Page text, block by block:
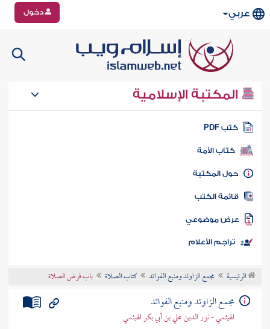
عربي دخول
المكتبة الإسلامية
كتب PDF
كتاب الأمة
المكتبة
الكتب
موضوعي
تراجم الأعلام
الرئيسية مجمع الزاوئد ومنبع الفوائد كتاب الصلاة باب فرض الصلاة
مجمع الزاوئد ومنبع الفوائد
الهيثمي - نور الدين علي بن أبي بكر الهيثمي